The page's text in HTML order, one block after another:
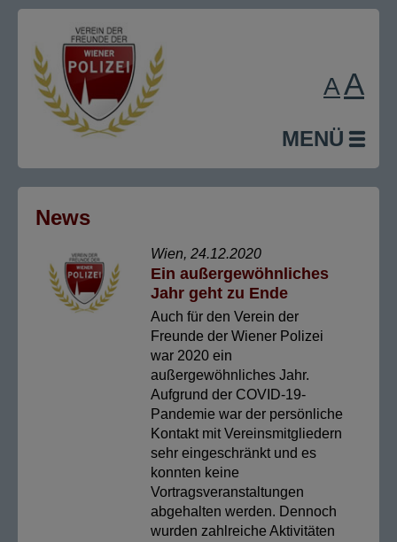
MENÜ
AA
News
Wien, 24.12.2020
Ein außergewöhnliches
Jahr geht zu Ende
Auch für den Verein der
Freunde der Wiener Polizei
war 2020 ein
außergewöhnliches Jahr.
Aufgrund der COVID-19-
Pandemie war der persönliche
Kontakt mit Vereinsmitgliedern
sehr eingeschränkt und es
konnten keine
Vortragsveranstaltungen
abgehalten werden. Dennoch
wurden zahlreiche Aktivitäten